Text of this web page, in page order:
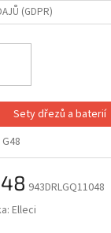
(GDPR)
Sety dřezů a baterií
943DRLGQ11048
Elleci